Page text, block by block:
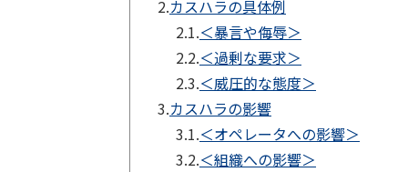
2.カスハラの具体例
2.1.＜暴言や侮辱＞
2.2.＜過剰な要求＞
2.3.＜威圧的な態度＞
3.カスハラの影響
3.1.＜オペレータへの影響＞
3.2.＜組織への影響＞